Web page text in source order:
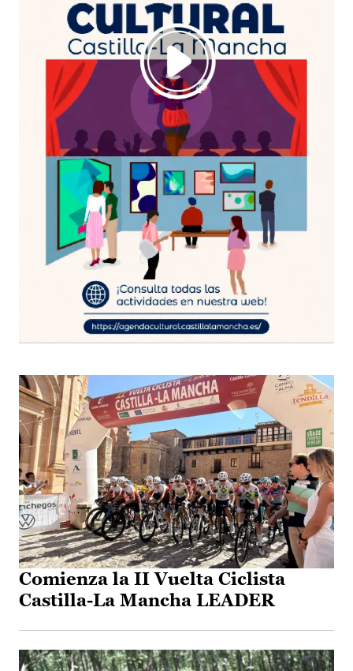
Comienza la II Vuelta Ciclista
Castilla-La Mancha LEADER